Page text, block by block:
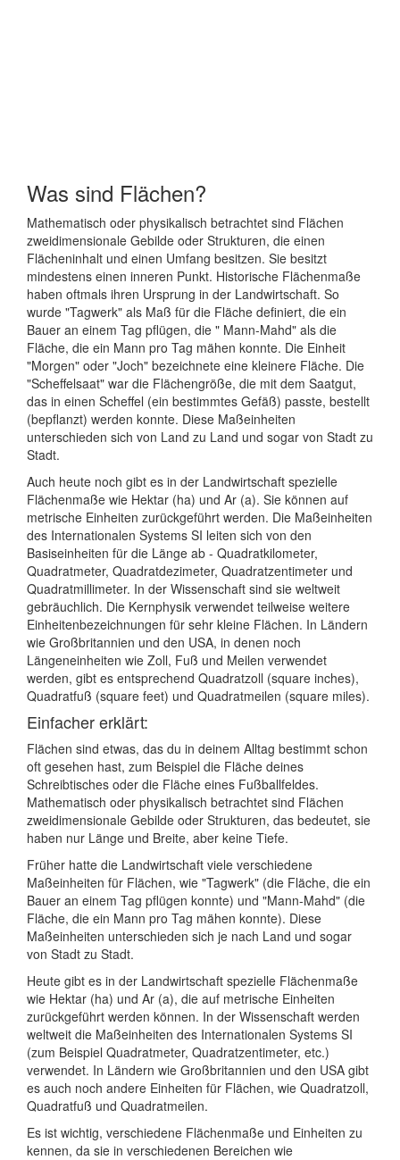
Was sind Flächen?
Mathematisch oder physikalisch betrachtet sind Flächen
zweidimensionale Gebilde oder Strukturen, die einen
Flächeninhalt und einen Umfang besitzen. Sie besitzt
mindestens einen inneren Punkt. Historische Flächenmaße
haben oftmals ihren Ursprung in der Landwirtschaft. So
wurde "Tagwerk" als Maß für die Fläche definiert, die ein
Bauer an einem Tag pflügen, die " Mann-Mahd" als die
Fläche, die ein Mann pro Tag mähen konnte. Die Einheit
"Morgen" oder "Joch" bezeichnete eine kleinere Fläche. Die
"Scheffelsaat" war die Flächengröße, die mit dem Saatgut,
das in einen Scheffel (ein bestimmtes Gefäß) passte, bestellt
(bepflanzt) werden konnte. Diese Maßeinheiten
unterschieden sich von Land zu Land und sogar von Stadt zu
Stadt.
Auch heute noch gibt es in der Landwirtschaft spezielle
Flächenmaße wie Hektar (ha) und Ar (a). Sie können auf
metrische Einheiten zurückgeführt werden. Die Maßeinheiten
des Internationalen Systems SI leiten sich von den
Basiseinheiten für die Länge ab - Quadratkilometer,
Quadratmeter, Quadratdezimeter, Quadratzentimeter und
Quadratmillimeter. In der Wissenschaft sind sie weltweit
gebräuchlich. Die Kernphysik verwendet teilweise weitere
Einheitenbezeichnungen für sehr kleine Flächen. In Ländern
wie Großbritannien und den USA, in denen noch
Längeneinheiten wie Zoll, Fuß und Meilen verwendet
werden, gibt es entsprechend Quadratzoll (square inches),
Quadratfuß (square feet) und Quadratmeilen (square miles).
Einfacher erklärt:
Flächen sind etwas, das du in deinem Alltag bestimmt schon
oft gesehen hast, zum Beispiel die Fläche deines
Schreibtisches oder die Fläche eines Fußballfeldes.
Mathematisch oder physikalisch betrachtet sind Flächen
zweidimensionale Gebilde oder Strukturen, das bedeutet, sie
haben nur Länge und Breite, aber keine Tiefe.
Früher hatte die Landwirtschaft viele verschiedene
Maßeinheiten für Flächen, wie "Tagwerk" (die Fläche, die ein
Bauer an einem Tag pflügen konnte) und "Mann-Mahd" (die
Fläche, die ein Mann pro Tag mähen konnte). Diese
Maßeinheiten unterschieden sich je nach Land und sogar
von Stadt zu Stadt.
Heute gibt es in der Landwirtschaft spezielle Flächenmaße
wie Hektar (ha) und Ar (a), die auf metrische Einheiten
zurückgeführt werden können. In der Wissenschaft werden
weltweit die Maßeinheiten des Internationalen Systems SI
(zum Beispiel Quadratmeter, Quadratzentimeter, etc.)
verwendet. In Ländern wie Großbritannien und den USA gibt
es auch noch andere Einheiten für Flächen, wie Quadratzoll,
Quadratfuß und Quadratmeilen.
Es ist wichtig, verschiedene Flächenmaße und Einheiten zu
kennen, da sie in verschiedenen Bereichen wie